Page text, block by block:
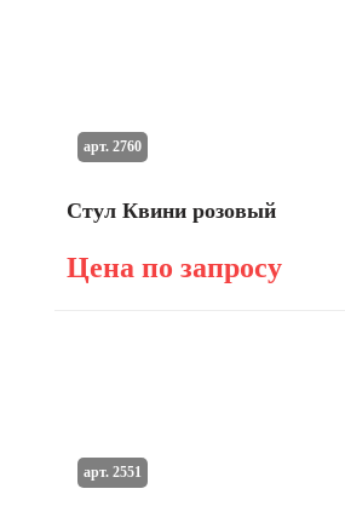
Стул Квини розовый
Цена по запросу
арт. 2760
арт. 2551